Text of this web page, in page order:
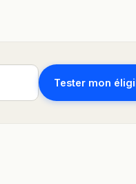
Tester mon